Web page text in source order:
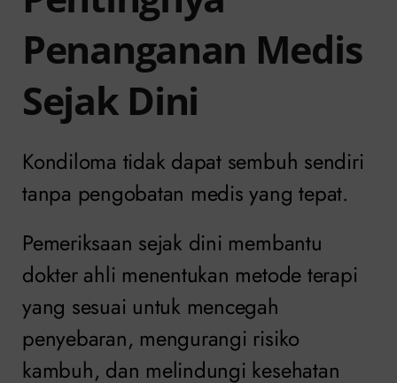
Penanganan Medis
Sejak Dini
Kondiloma tidak dapat sembuh sendiri
tanpa pengobatan medis yang tepat.
Pemeriksaan sejak dini membantu
dokter ahli menentukan metode terapi
yang sesuai untuk mencegah
penyebaran, mengurangi risiko
kambuh, dan melindungi kesehatan